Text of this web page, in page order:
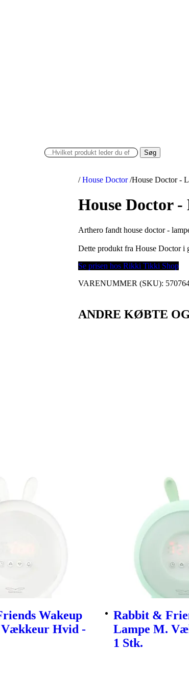
Søg
/ House Doctor /House Doctor -
House Doctor
Arthero fandt house doctor -
Dette produkt fra House Doctor i
Se prisen hos Rikki Tikki Shop
VARENUMMER (SKU):
ANDRE KØBTE
Wakeup
Hvid -
Rabbit &
Lampe M.
1 Stk.